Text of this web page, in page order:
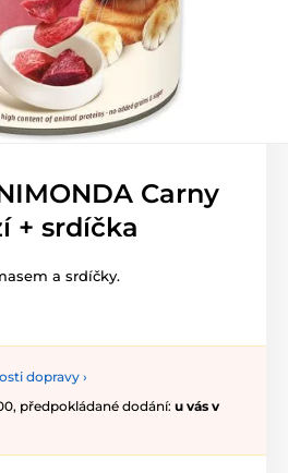
Carny
+ srdíčka
a srdíčky.
dopravy ›
předpokládané dodání: u vás v